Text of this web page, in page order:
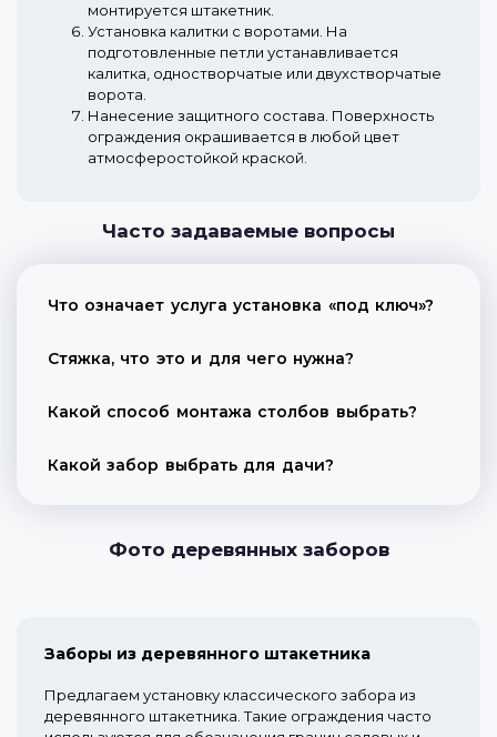
монтируется штакетник.
Установка калитки с воротами. На
подготовленные петли устанавливается
калитка, одностворчатые или двухстворчатые
ворота.
Нанесение защитного состава. Поверхность
ограждения окрашивается в любой цвет
атмосферостойкой краской.
Часто задаваемые вопросы
Что означает услуга установка «под ключ»?
Стяжка, что это и для чего нужна?
Какой способ монтажа столбов выбрать?
Какой забор выбрать для дачи?
Фото деревянных заборов
Заборы из деревянного штакетника
Предлагаем установку классического забора из
деревянного штакетника. Такие ограждения часто